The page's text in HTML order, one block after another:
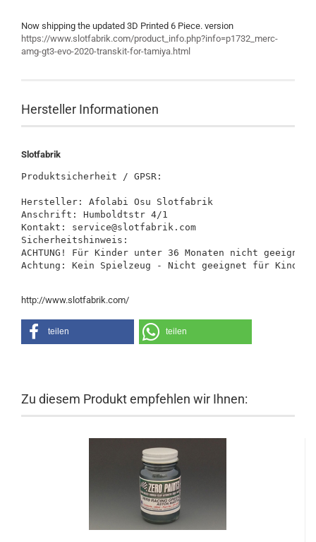
Now shipping the updated 3D Printed 6 Piece. version
https://www.slotfabrik.com/product_info.php?info=p1732_merc-
amg-gt3-evo-2020-transkit-for-tamiya.html
Hersteller Informationen
Slotfabrik
Produktsicherheit / GPSR:
Hersteller: Afolabi Osu Slotfabrik
Anschrift: Humboldtstr 4/1
Kontakt: service@slotfabrik.com
Sicherheitshinweis:
ACHTUNG! Für Kinder unter 36 Monaten nicht
Achtung: Kein Spielzeug - Nicht geeignet für Kinder
http://www.slotfabrik.com/
teilen teilen
Zu diesem Produkt empfehlen wir Ihnen: